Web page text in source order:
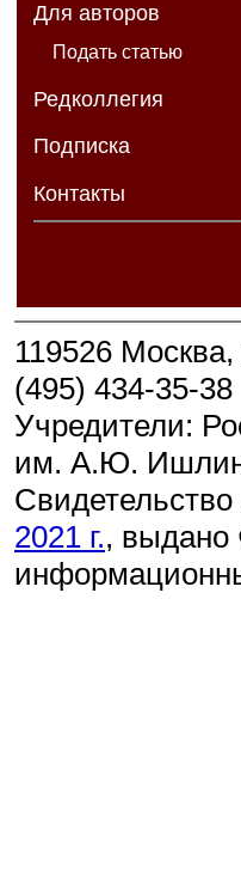
Для авторов
Подать статью
Редколлегия
Подписка
Контакты
119526
(495) 434-35-38
Учредители:
им. А.Ю.
2021 г., выдано